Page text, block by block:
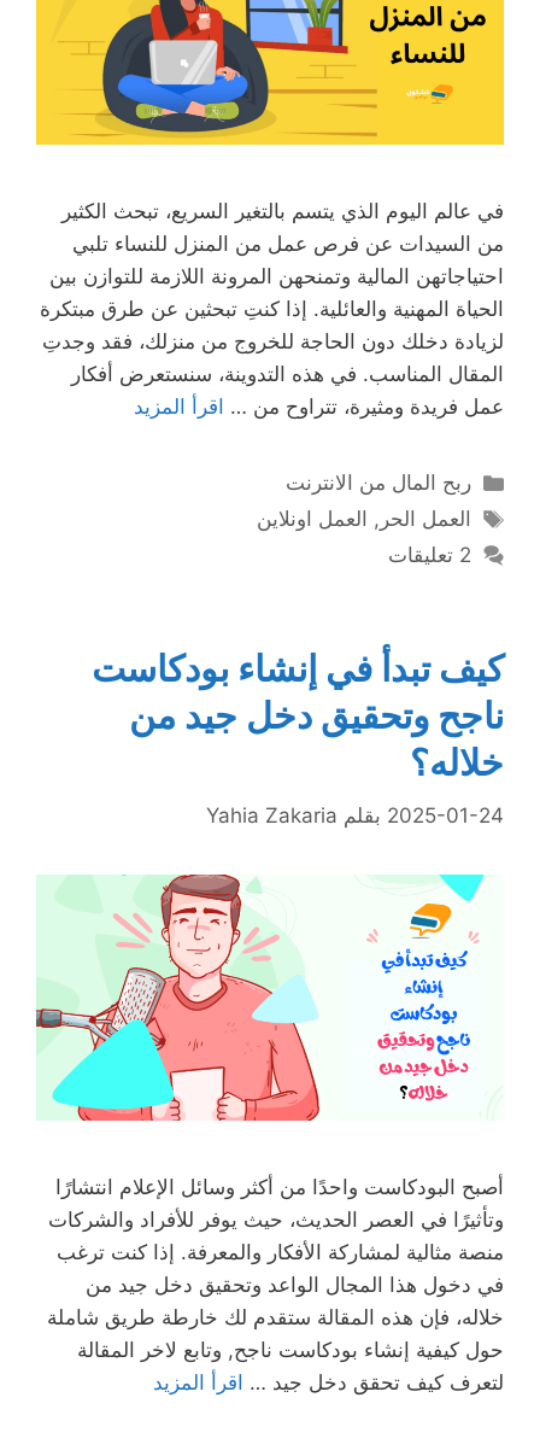
في عالم اليوم الذي يتسم بالتغير السريع، تبحث الكثير
من السيدات عن فرص عمل من المنزل للنساء تلبي
احتياجاتهن المالية وتمنحهن المرونة اللازمة للتوازن بين
الحياة المهنية والعائلية. إذا كنتِ تبحثين عن طرق مبتكرة
لزيادة دخلك دون الحاجة للخروج من منزلك، فقد وجدتِ
المقال المناسب. في هذه التدوينة، سنستعرض أفكار
عمل فريدة ومثيرة، تتراوح من … اقرأ المزيد
التصنيفات
ربح المال من الانترنت
الوسوم
العمل الحر , العمل اونلاين
2 تعليقات
كيف تبدأ في إنشاء بودكاست
ناجح وتحقيق دخل جيد من
خلاله؟
2025-01-24 بقلم Yahia Zakaria
أصبح البودكاست واحدًا من أكثر وسائل الإعلام انتشارًا
وتأثيرًا في العصر الحديث، حيث يوفر للأفراد والشركات
منصة مثالية لمشاركة الأفكار والمعرفة. إذا كنت ترغب
في دخول هذا المجال الواعد وتحقيق دخل جيد من
خلاله، فإن هذه المقالة ستقدم لك خارطة طريق شاملة
حول كيفية إنشاء بودكاست ناجح, وتابع لاخر المقالة
لتعرف كيف تحقق دخل جيد … اقرأ المزيد